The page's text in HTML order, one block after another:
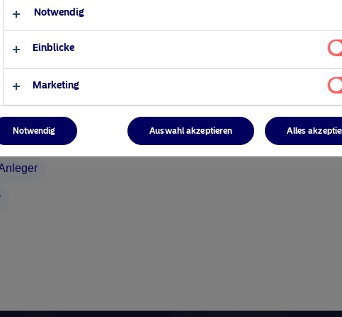
Mitteilungen
Offenlegung
Home Nutzungsbedingungen
Notwendig
Einblicke
Marketing
Notwendig Auswahl akzeptieren Alles